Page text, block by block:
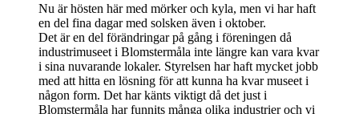
Nu är hösten här med mörker och kyla, men vi har haft
en del fina dagar med solsken även i oktober.
Det är en del förändringar på gång i föreningen då
industrimuseet i Blomstermåla inte längre kan vara kvar
i sina nuvarande lokaler. Styrelsen har haft mycket jobb
med att hitta en lösning för att kunna ha kvar museet i
någon form. Det har känts viktigt då det just i
Blomstermåla har funnits många olika industrier och vi